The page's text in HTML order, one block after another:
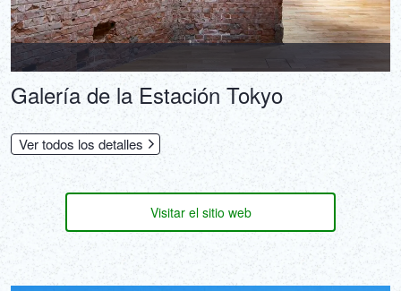
Galería de la Estación Tokyo
Ver todos los detalles
Visitar el sitio web